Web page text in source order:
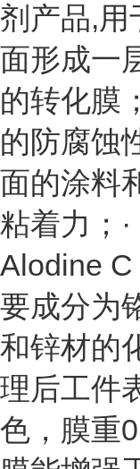
剂产品,用
面形成一
的转化膜
的防腐蚀
面的涂料
粘着力；·
Alodine C
要成分为
和锌材的
理后工件
色，膜重